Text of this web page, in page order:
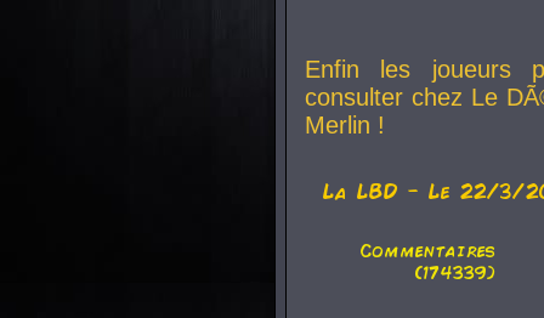
Enfin les joueurs
consulter chez Le
Merlin !
La LBD - Le 22/3/
Commentaires
(174339)